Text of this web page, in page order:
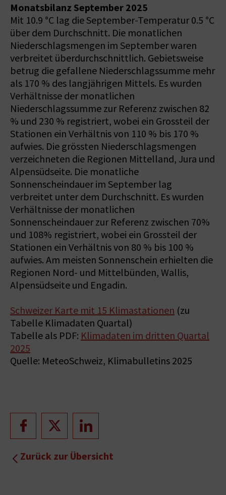
Monatsbilanz September 2025
Mit 10.9 °C lag die September-Temperatur 0.5 °C
über dem Durchschnitt. Die monatlichen
Niederschlagsmengen im September waren
verbreitet überdurchschnittlich. Gebietsweise
betrug die gefallene Niederschlagssumme mehr
als 170 % des langjährigen Mittels. Es wurden
Verhältnisse der monatlichen
Niederschlagssumme zur Referenz zwischen 82
% und 230 % registriert, wobei ein Grossteil der
Stationen ein Verhältnis von 110 % bis 170 %
aufwies. Die grössten Niederschlagsmengen
verzeichneten die Regionen Mittelland, Jura und
Alpensüdseite. Die monatliche
Sonnenscheindauer im September lag
verbreitet unter dem Durchschnitt. Es wurden
Verhältnisse der monatlichen
Sonnenscheindauer zur Referenz zwischen 70%
und 108% registriert, wobei ein Grossteil der
Stationen ein Verhältnis von 80 % bis 100 %
aufwies. Am meisten Sonnenschein erhielten die
Regionen Nord- und Mittelbünden, Wallis,
Alpensüdseite und Engadin.
Schweizer Karte mit 15 Klimastationen (zu
Tabelle Klimadaten Quartal)
Tabelle als PDF: Klimadaten im dritten Quartal
2025
Quelle: MeteoSchweiz, Klimabulletins 2025
Zurück zur Übersicht